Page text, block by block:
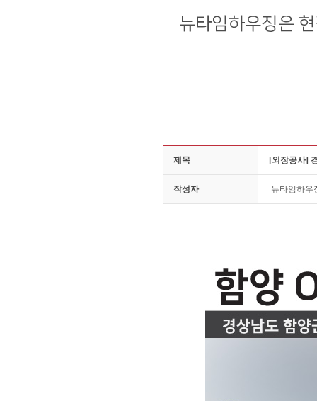
제목 [외장공사]
작성자 뉴타임하우